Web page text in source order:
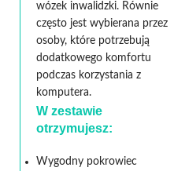
wózek inwalidzki. Równie
często jest wybierana przez
osoby, które potrzebują
dodatkowego komfortu
podczas korzystania z
komputera.
W zestawie
otrzymujesz:
Wygodny pokrowiec